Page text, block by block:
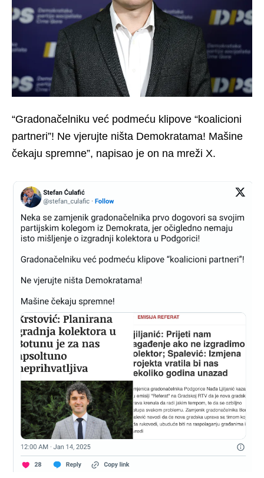
“Gradonačelniku već podmeću klipove “koalicioni
partneri”! Ne vjerujte ništa Demokratama! Mašine
čekaju spremne”, napisao je on na mreži X.